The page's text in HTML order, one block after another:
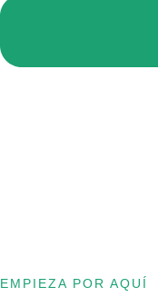
EMPIEZA POR AQUÍ